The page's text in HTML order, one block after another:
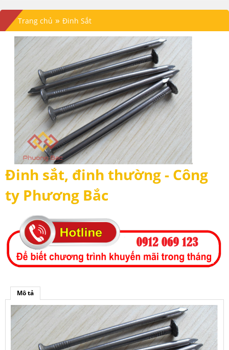
Trang chủ » Đinh Sắt
Đinh sắt, đinh thường - Công
ty Phương Bắc
Mô tả